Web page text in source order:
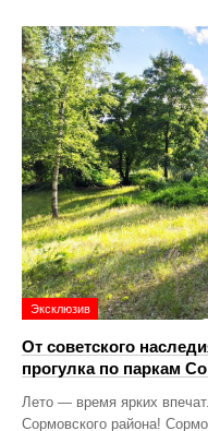
Эксклюзив
От советского
прогулка по паркам
Лето — время ярких
Сормовского района!